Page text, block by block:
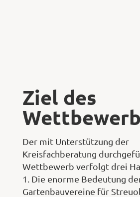
Ziel des
Der mit Unterstützung der
Kreisfachberatung
Wettbewerb verfolgt drei
1. Die enorme Bedeutung
Gartenbauvereine für